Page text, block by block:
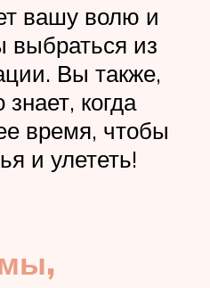
вашу волю и
выбраться из
Вы также,
знает, когда
время, чтобы
и улететь!